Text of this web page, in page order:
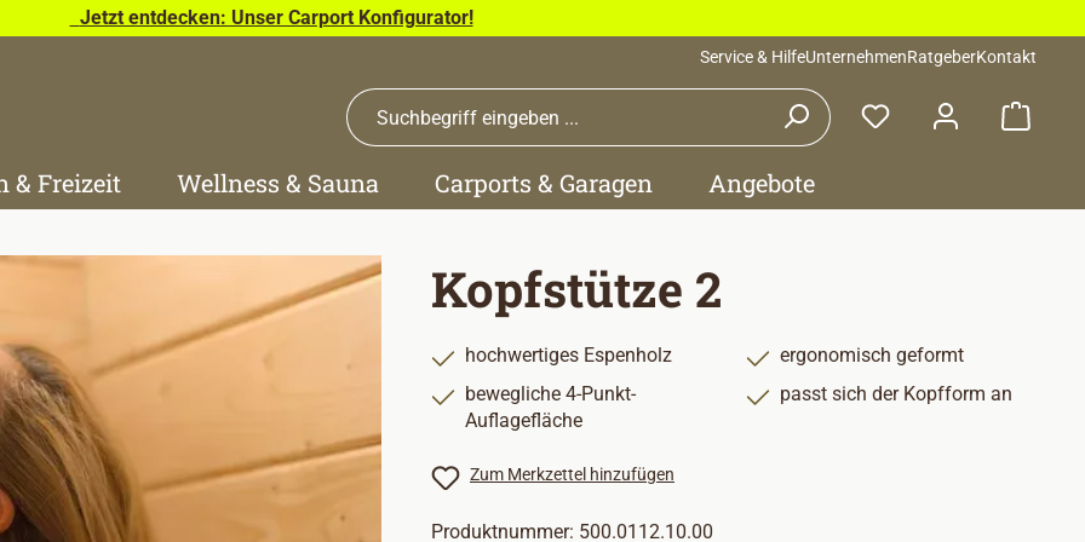
Jetzt entdecken: Unser Carport Konfigurator!
Service & HilfeUnternehmenRatgeberKontakt
& Freizeit Wellness & Sauna Carports & Garagen Angebote
Kopfstütze 2
hochwertiges Espenholz
ergonomisch geformt
bewegliche 4-Punkt-
Auflagefläche
passt sich der Kopfform an
Zum Merkzettel hinzufügen
Produktnummer: 500.0112.10.00